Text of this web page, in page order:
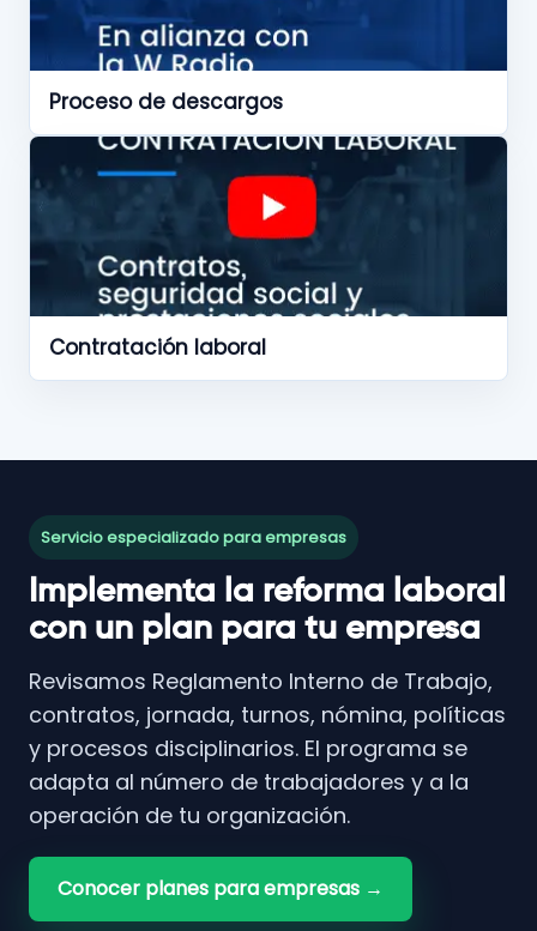
Proceso de descargos
Contratación laboral
Servicio especializado para empresas
Implementa la reforma laboral
con un plan para tu empresa
Revisamos Reglamento Interno de Trabajo,
contratos, jornada, turnos, nómina, políticas
y procesos disciplinarios. El programa se
adapta al número de trabajadores y a la
operación de tu organización.
Conocer planes para empresas →